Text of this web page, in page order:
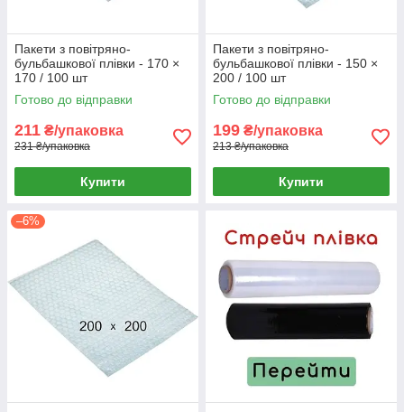
Пакети з повітряно-
бульбашкової плівки - 170 ×
170 / 100 шт
Готово до відправки
211 ₴/упаковка
231 ₴/упаковка
Купити
Пакети з повітряно-
бульбашкової плівки - 150 ×
200 / 100 шт
Готово до відправки
199 ₴/упаковка
213 ₴/упаковка
Купити
–6%